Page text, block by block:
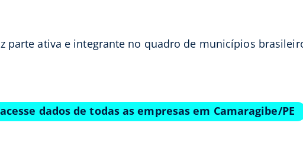
parte ativa e integrante no quadro de municípios
dados de todas as empresas em Camaragibe/PE